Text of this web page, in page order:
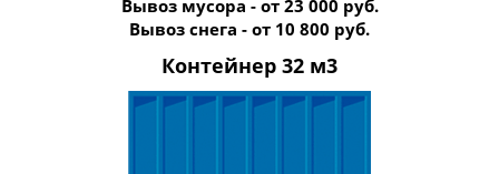
Вывоз мусора - от 23 000 руб.
Вывоз снега - от 10 800 руб.
Контейнер 32 м3